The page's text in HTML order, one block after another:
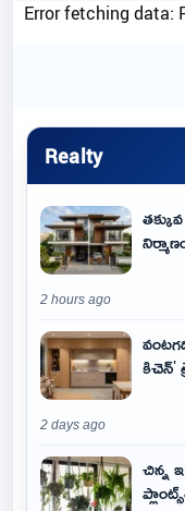
Error fetching data:
Realty
2 hours ago
కిచెన్'
2 days ago
చిన్న